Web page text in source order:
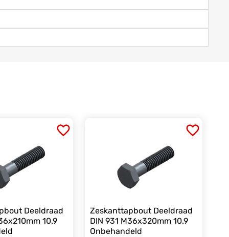
Deeldraad
10.9
Zeskanttapbout Deeldraad
DIN 931 M36x320mm 10.9
Onbehandeld